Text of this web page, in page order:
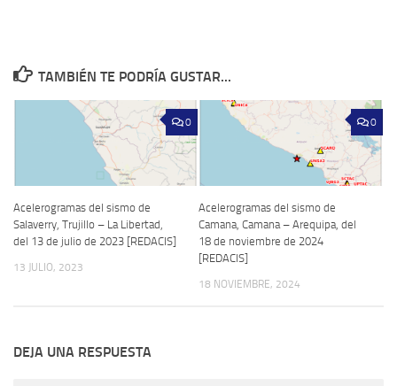
TAMBIÉN TE PODRÍA GUSTAR...
0
Acelerogramas del sismo de
Salaverry, Trujillo – La Libertad,
del 13 de julio de 2023 [REDACIS]
13 JULIO, 2023
0
Acelerogramas del sismo de
Camana, Camana – Arequipa, del
18 de noviembre de 2024
[REDACIS]
18 NOVIEMBRE, 2024
DEJA UNA RESPUESTA